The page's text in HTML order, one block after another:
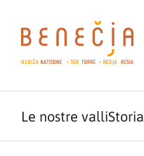
Le nostre valliStoria